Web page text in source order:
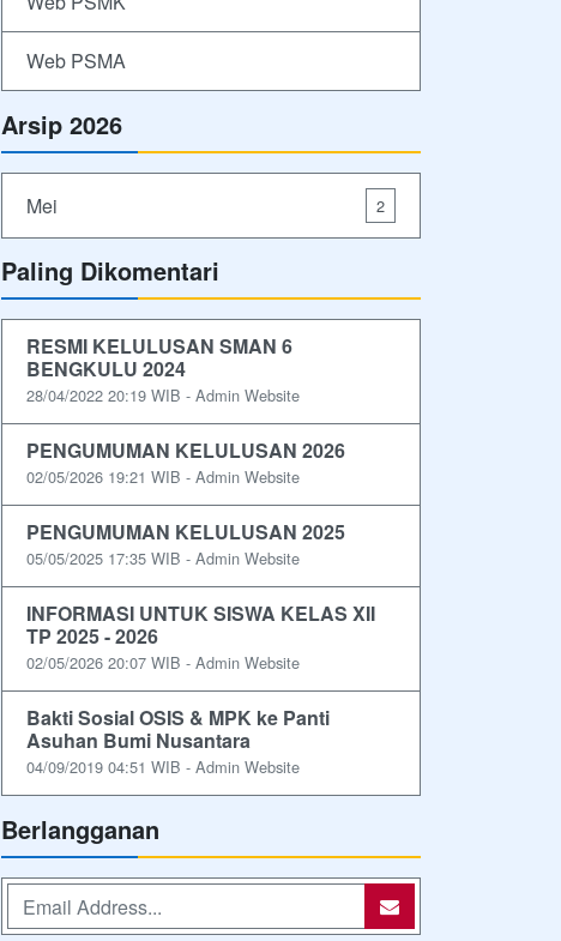
Web PSMA
Arsip 2026
Mei 2
Paling Dikomentari
RESMI KELULUSAN SMAN 6
BENGKULU 2024
28/04/2022 20:19 WIB - Admin Website
PENGUMUMAN KELULUSAN 2026
02/05/2026 19:21 WIB - Admin Website
PENGUMUMAN KELULUSAN 2025
05/05/2025 17:35 WIB - Admin Website
INFORMASI UNTUK SISWA KELAS XII
TP 2025 - 2026
02/05/2026 20:07 WIB - Admin Website
Bakti Sosial OSIS & MPK ke Panti
Asuhan Bumi Nusantara
04/09/2019 04:51 WIB - Admin Website
Berlangganan